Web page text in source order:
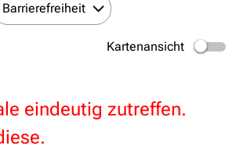
Barrierefreiheit
Kartenansicht
eindeutig zutreffen.